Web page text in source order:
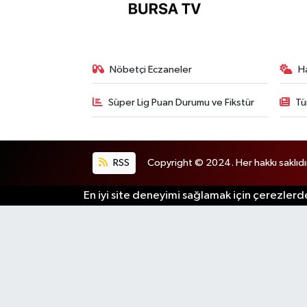
Nöbetçi Eczaneler
Süper Lig Puan Durumu ve Fikstür
RSS Copyright © 2024. Her hakkı
En iyi site deneyimi sağlamak için